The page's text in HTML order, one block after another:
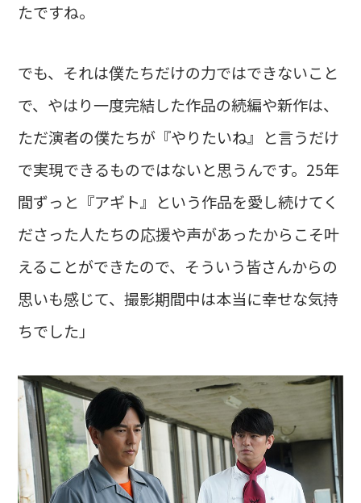
たですね。
でも、それは僕たちだけの力ではできないこと
で、やはり一度完結した作品の続編や新作は、
ただ演者の僕たちが『やりたいね』と言うだけ
で実現できるものではないと思うんです。25年
間ずっと『アギト』という作品を愛し続けてく
ださった人たちの応援や声があったからこそ叶
えることができたので、そういう皆さんからの
思いも感じて、撮影期間中は本当に幸せな気持
ちでした」